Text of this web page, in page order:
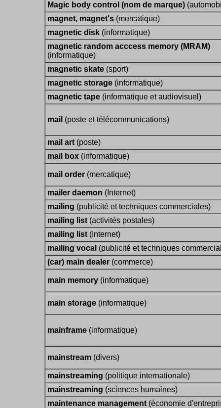
Magic body control (nom de marque)
magnet, magnet's (mercatique)
magnetic disk (informatique)
magnetic random acccess memory (MRAM)
(informatique)
magnetic skate (sport)
magnetic storage (informatique)
magnetic tape (informatique et audiovisuel)
mail (poste et télécommunications)
mail art (poste)
mail box (informatique)
mail order (mercatique)
mailer daemon (Internet)
mailing (publicité et techniques commerciales)
mailing list (activités postales)
mailing list (Internet)
mailing vocal (publicité et techniques
(car) main dealer (commerce)
main memory (informatique)
main storage (informatique)
mainframe (informatique)
mainstream (divers)
mainstreaming (politique internationale)
mainstreaming (sciences humaines)
maintenance management (économie